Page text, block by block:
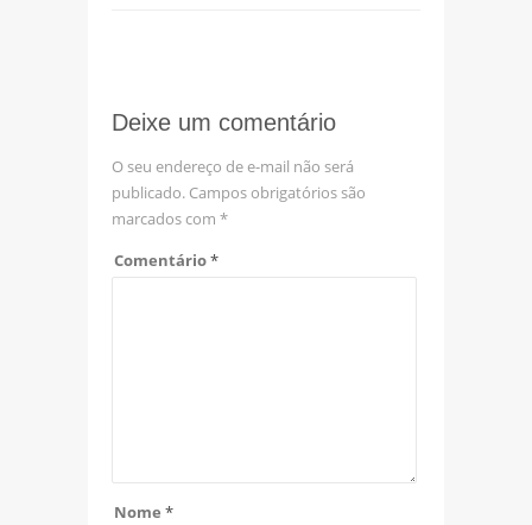
Deixe um comentário
O seu endereço de e-mail não será
publicado. Campos obrigatórios são
marcados com *
Comentário*
Nome *